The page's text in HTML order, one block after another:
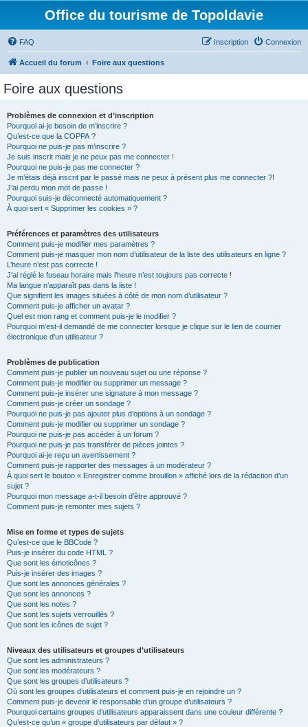
Office du tourisme de Topoldavie
FAQ Connexion
Inscription
Accueil du forum Foire aux questions
Foire aux questions
Problèmes de connexion et d’inscription
Pourquoi ai-je besoin de m’inscrire ?
Qu’est-ce que la COPPA ?
Pourquoi ne puis-je pas m’inscrire ?
Je suis inscrit mais je ne peux pas me connecter !
Pourquoi ne puis-je pas me connecter ?
Je m’étais déjà inscrit par le passé mais ne peux à présent plus me connecter ?!
J’ai perdu mon mot de passe !
Pourquoi suis-je déconnecté automatiquement ?
À quoi sert « Supprimer les cookies » ?
Préférences et paramètres des utilisateurs
Comment puis-je modifier mes paramètres ?
Comment puis-je masquer mon nom d’utilisateur de la liste des utilisateurs en ligne ?
L’heure n’est pas correcte !
J’ai réglé le fuseau horaire mais l’heure n’est toujours pas correcte !
Ma langue n’apparaît pas dans la liste !
Que signifient les images situées à côté de mon nom d’utilisateur ?
Comment puis-je afficher un avatar ?
Quel est mon rang et comment puis-je le modifier ?
Pourquoi m’est-il demandé de me connecter lorsque je clique sur le lien de courrier
électronique d’un utilisateur ?
Problèmes de publication
Comment puis-je publier un nouveau sujet ou une réponse ?
Comment puis-je modifier ou supprimer un message ?
Comment puis-je insérer une signature à mon message ?
Comment puis-je créer un sondage ?
Pourquoi ne puis-je pas ajouter plus d’options à un sondage ?
Comment puis-je modifier ou supprimer un sondage ?
Pourquoi ne puis-je pas accéder à un forum ?
Pourquoi ne puis-je pas transférer de pièces jointes ?
Pourquoi ai-je reçu un avertissement ?
Comment puis-je rapporter des messages à un modérateur ?
À quoi sert le bouton « Enregistrer comme brouillon » affiché lors de la rédaction d’un
sujet ?
Pourquoi mon message a-t-il besoin d’être approuvé ?
Comment puis-je remonter mes sujets ?
Mise en forme et types de sujets
Qu’est-ce que le BBCode ?
Puis-je insérer du code HTML ?
Que sont les émoticônes ?
Puis-je insérer des images ?
Que sont les annonces générales ?
Que sont les annonces ?
Que sont les notes ?
Que sont les sujets verrouillés ?
Que sont les icônes de sujet ?
Niveaux des utilisateurs et groupes d’utilisateurs
Que sont les administrateurs ?
Que sont les modérateurs ?
Que sont les groupes d’utilisateurs ?
Où sont les groupes d’utilisateurs et comment puis-je en rejoindre un ?
Comment puis-je devenir le responsable d’un groupe d’utilisateurs ?
Pourquoi certains groupes d’utilisateurs apparaissent dans une couleur différente ?
Qu’est-ce qu’un « groupe d’utilisateurs par défaut » ?